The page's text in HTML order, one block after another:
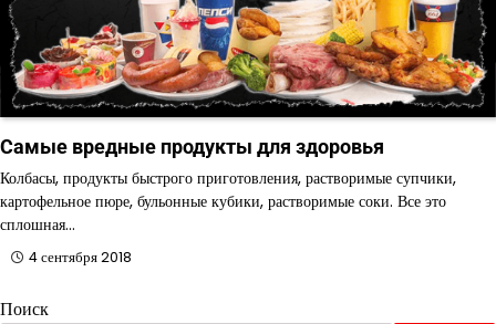
Самые вредные продукты для здоровья
Колбасы, продукты быстрого приготовления, растворимые супчики,
картофельное пюре, бульонные кубики, растворимые соки. Все это
сплошная…
4 сентября 2018
Поиск